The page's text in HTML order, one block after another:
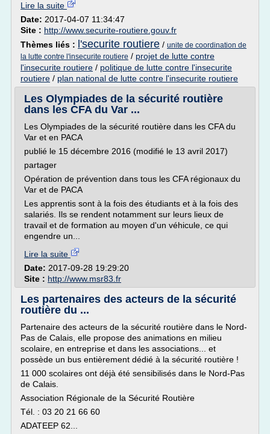
Lire la suite
Date: 2017-04-07 11:34:47
Site : http://www.securite-routiere.gouv.fr
Thèmes liés :
l'securite routiere / unite de coordination de
la lutte contre l'insecurite routiere / projet de lutte contre
l'insecurite routiere / politique de lutte contre l'insecurite
routiere / plan national de lutte contre l'insecurite routiere
Les Olympiades de la sécurité routière
dans les CFA du Var ...
Les Olympiades de la sécurité routière dans les CFA du
Var et en PACA
publié le 15 décembre 2016 (modifié le 13 avril 2017)
partager
Opération de prévention dans tous les CFA régionaux du
Var et de PACA
Les apprentis sont à la fois des étudiants et à la fois des
salariés. Ils se rendent notamment sur leurs lieux de
travail et de formation au moyen d'un véhicule, ce qui
engendre un...
Lire la suite
Date: 2017-09-28 19:29:20
Site : http://www.msr83.fr
Les partenaires des acteurs de la sécurité
routière du ...
Partenaire des acteurs de la sécurité routière dans le Nord-
Pas de Calais, elle propose des animations en milieu
scolaire, en entreprise et dans les associations... et
possède un bus entièrement dédié à la sécurité routière !
11 000 scolaires ont déjà été sensibilisés dans le Nord-Pas
de Calais.
Association Régionale de la Sécurité Routière
Tél. : 03 20 21 66 60
ADATEEP 62...